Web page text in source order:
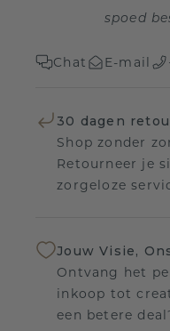
spoed
Chat E-mail
30 dagen
Shop zonder
Retourneer je
zorgeloze
Jouw Visie,
Ontvang het
inkoop tot
een betere